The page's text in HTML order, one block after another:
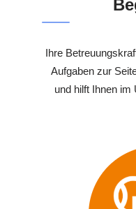
Ihre
Aufgaben zur
und hilft Ihnen im